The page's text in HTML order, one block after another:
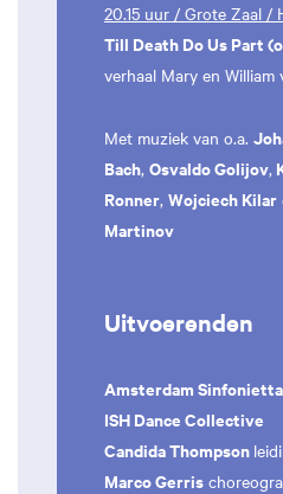
20.15 uur / Grote Zaal /
Till Death Do Us Part
verhaal Mary en William
Met muziek van o.a.
Bach, Osvaldo Golijov,
Ronner, Wojciech Kilar
Martinov
Uitvoerenden
Amsterdam Sinfonietta
ISH Dance Collective
Candida Thompson
Marco Gerris